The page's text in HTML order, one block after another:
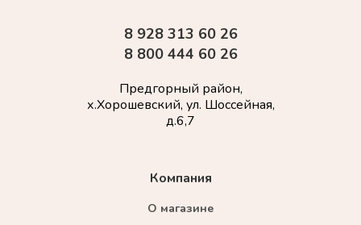
Компания
О магазине
8 928 313 60 26
8 800 444 60 26
Предгорный район,
х.Хорошевский, ул. Шоссейная,
д.6,7